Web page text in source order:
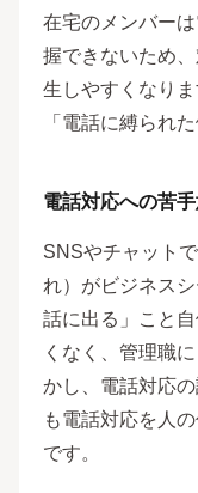
在宅のメンバー
握できないため
生しやすくなり
「電話に縛られ
電話対応への苦
SNSやチャット
れ）がビジネス
話に出る」こと
くなく、管理職
かし、電話対応
も電話対応を人
です。